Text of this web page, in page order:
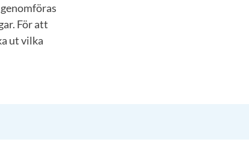
För att
ut vilka